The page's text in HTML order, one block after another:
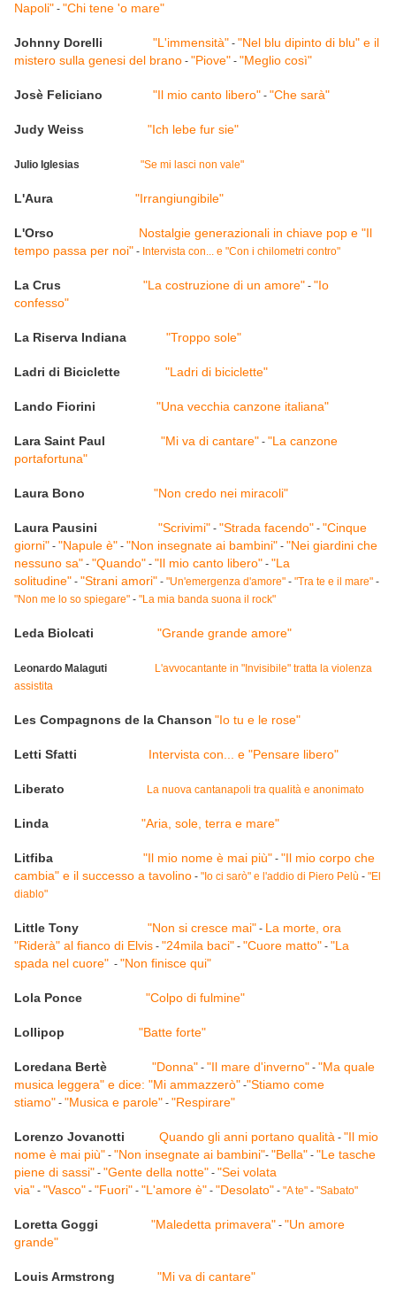
Napoli" - "Chi tene 'o mare"
Johnny Dorelli "L'immensità" - "Nel blu dipinto di blu" e il
mistero sulla genesi del brano - "Piove" - "Meglio così"
Josè Feliciano "Il mio canto libero" - "Che sarà"
Judy Weiss "Ich lebe fur sie"
Julio Iglesias "Se mi lasci non vale"
L'Aura "Irrangiungibile"
L'Orso
Nostalgie generazionali in chiave pop e "Il
tempo passa per noi" - Intervista con... e "Con i chilometri contro"
La Crus "La costruzione di un amore" - "Io
confesso"
La Riserva Indiana "Troppo sole"
Ladri di Biciclette "Ladri di biciclette"
Lando Fiorini "Una vecchia canzone italiana"
Lara Saint Paul "Mi va di cantare" - "La canzone
portafortuna"
Laura Bono "Non credo nei miracoli"
Laura Pausini "Scrivimi" - "Strada facendo" - "Cinque
giorni" - "Napule è" - "Non insegnate ai bambini" - "Nei giardini che
nessuno sa" - "Quando" - "Il mio canto libero" - "La
solitudine" - "Strani amori" - "Un'emergenza d'amore" - "Tra te e il mare" -
"Non me lo so spiegare" - "La mia banda suona il rock"
Leda Biolcati "Grande grande amore"
Leonardo Malaguti
L'avvocantante in "Invisibile" tratta la violenza
assistita
Les Compagnons de la Chanson "Io tu e le rose"
Letti Sfatti Intervista con... e "Pensare libero"
Liberato La nuova cantanapoli tra qualità e anonimato
Linda "Aria, sole, terra e mare"
Litfiba "Il mio nome è mai più" - "Il mio corpo che
cambia" e il successo a tavolino - "Io ci sarò" e l'addio di Piero Pelù - "El
diablo"
Little Tony "Non si cresce mai" - La morte, ora
"Riderà" al fianco di Elvis - "24mila baci" - "Cuore matto" - "La
spada nel cuore" - "Non finisce qui"
Lola Ponce "Colpo di fulmine"
Lollipop "Batte forte"
Loredana Bertè "Donna" - "Il mare d'inverno" - "Ma quale
musica leggera" e dice: "Mi ammazzerò" -"Stiamo come
stiamo" - "Musica e parole" - "Respirare"
Lorenzo Jovanotti Quando gli anni portano qualità - "Il mio
nome è mai più" - "Non insegnate ai bambini"- "Bella" - "Le tasche
piene di sassi" - "Gente della notte" - "Sei volata
via" - "Vasco" - "Fuori" - "L'amore è" - "Desolato" - "A te" - "Sabato"
Loretta Goggi "Maledetta primavera" - "Un amore
grande"
Louis Armstrong "Mi va di cantare"